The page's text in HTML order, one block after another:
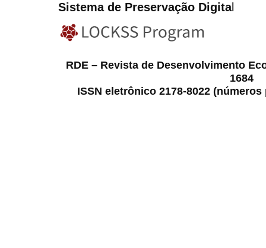
Sistema de Preservação Digital
RDE – Revista de Desenvolvimento
1684
ISSN eletrônico 2178-8022